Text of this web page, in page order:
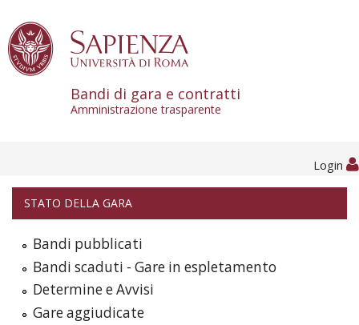
Bandi di gara e contratti
Amministrazione trasparente
Login
STATO DELLA GARA
Bandi pubblicati
Bandi scaduti - Gare in espletamento
Determine e Avvisi
Gare aggiudicate